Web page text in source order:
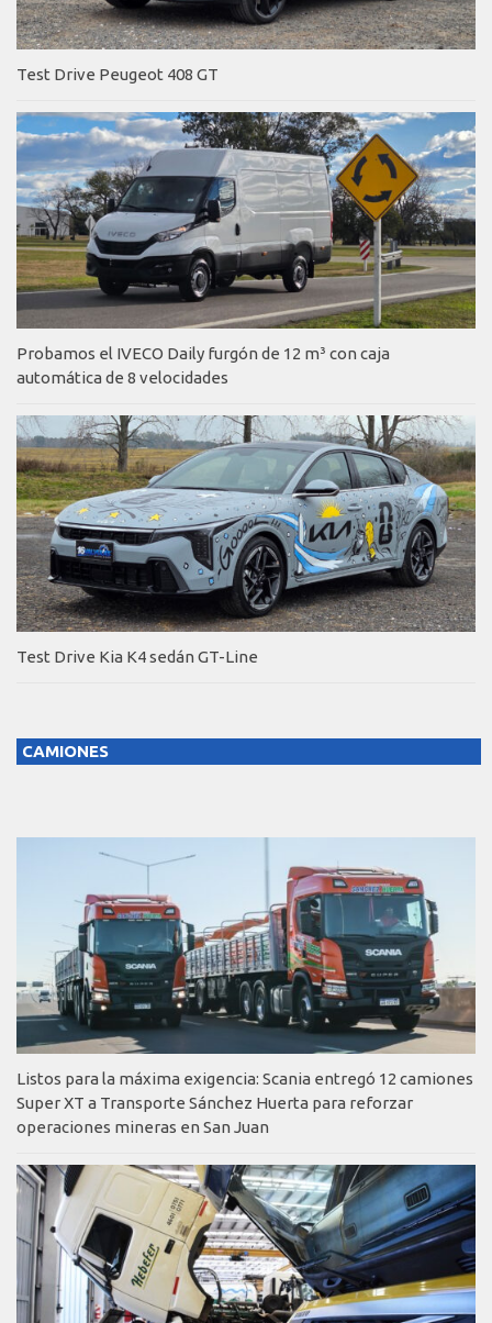
Test Drive Peugeot 408 GT
Probamos el IVECO Daily furgón de 12 m³ con caja
automática de 8 velocidades
Test Drive Kia K4 sedán GT-Line
CAMIONES
Listos para la máxima exigencia: Scania entregó 12 camiones
Super XT a Transporte Sánchez Huerta para reforzar
operaciones mineras en San Juan